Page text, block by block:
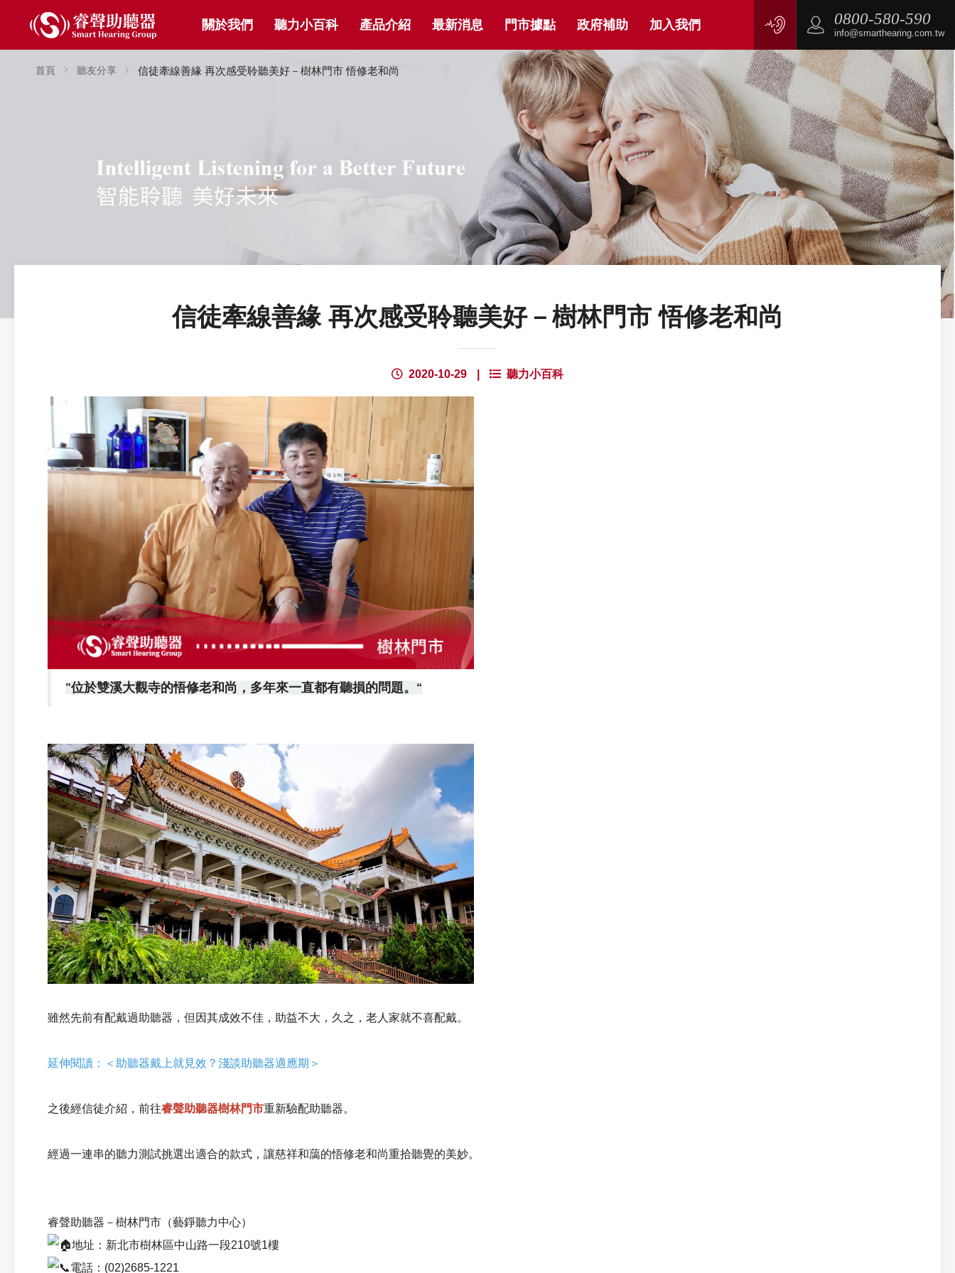
關於我們 聽力小百科 產品介紹 最新消息 門市據點 政府補助 加入我們 0800-580-590
info@smarthearing.com.tw
首頁 聽友分享 信徒牽線善緣 再次感受聆聽美好－樹林門市 悟修老和尚
信徒牽線善緣 再次感受聆聽美好－樹林門市 悟修老和尚
2020-10-29 聽力小百科
”位於雙溪大觀寺的悟修老和尚，多年來一直都有聽損的問題。 “
雖然先前有配戴過助聽器，但因其成效不佳，助益不大，久之，老人家就不喜配戴。
延伸閱讀：＜助聽器戴上就見效？淺談助聽器適應期＞
之後經信徒介紹，前往睿聲助聽器樹林門市重新驗配助聽器。
經過一連串的聽力測試挑選出適合的款式，讓慈祥和藹的悟修老和尚重拾聽覺的美妙。
睿聲助聽器－樹林門市（藝錚聽力中心）
地址：新北市樹林區中山路一段210號1樓
電話：(02)2685-1221